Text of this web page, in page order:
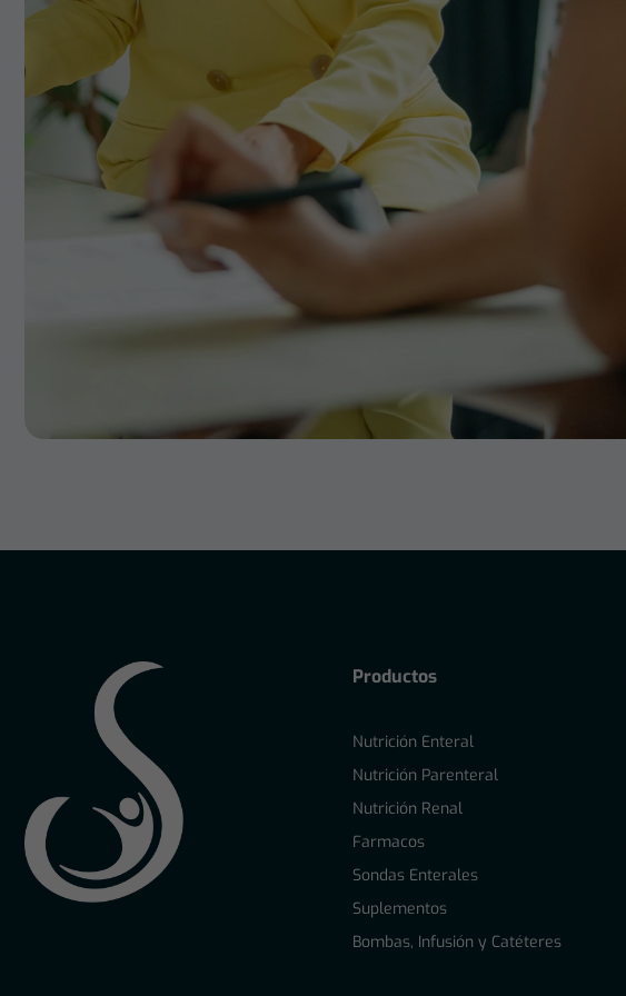
Productos
Nutrición Enteral
Nutrición Parenteral
Nutrición Renal
Farmacos
Sondas Enterales
Suplementos
Bombas, Infusión y Catéteres